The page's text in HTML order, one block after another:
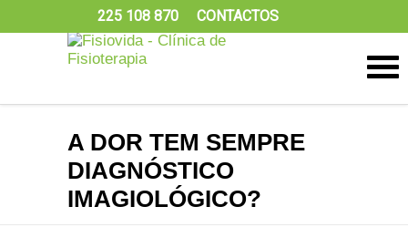
225 108 870 CONTACTOS
A DOR TEM SEMPRE
DIAGNÓSTICO
IMAGIOLÓGICO?